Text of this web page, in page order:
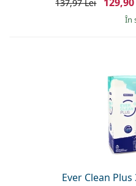
137,97 Lei
În
Ever Clean